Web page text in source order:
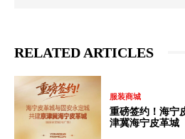
RELATED ARTICLES
服装商城
重磅签约！海宁
津冀海宁皮革城